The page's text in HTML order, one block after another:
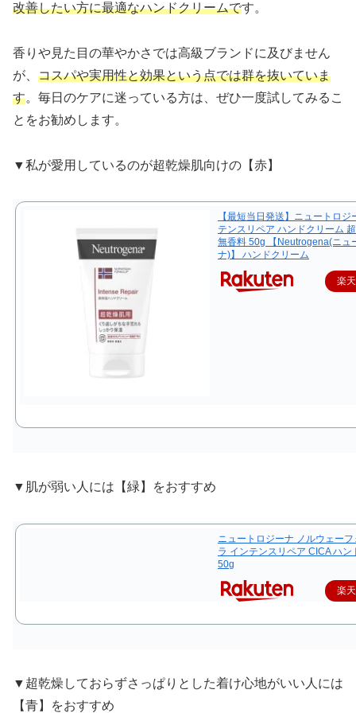
改善したい方に最適なハンドクリームです。
香りや見た目の華やかさでは高級ブランドに及びません
が、 コスパや実用性と効果という点では群を抜いていま
す。毎日のケアに迷っている方は、ぜひ一度試してみるこ
とをお勧めします。
▼私が愛用しているのが超乾燥肌向けの【赤】
【最短当日発送】ニュートロジ
テンスリペア ハンドクリーム
無香料 50g 【Neutrogena(ニュ
ナ)】 ハンドクリーム
楽
▼肌が弱い人には【緑】をおすすめ
ニュートロジーナ ノルウェー
ラ インテンスリペア CICA ハン
50g
楽
▼超乾燥しておらずさっぱりとした着け心地がいい人には
【青】をおすすめ